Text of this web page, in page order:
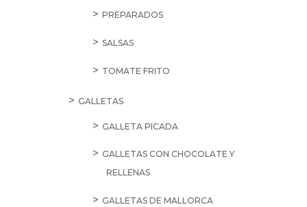
PREPARADOS
SALSAS
TOMATE FRITO
GALLETAS
GALLETA PICADA
GALLETAS CON CHOCOLATE Y
RELLENAS
GALLETAS DE MALLORCA